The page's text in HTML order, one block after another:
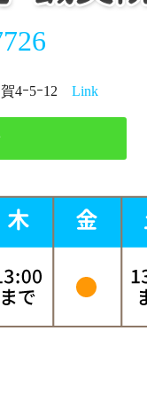
賀4ｰ5ｰ12 Link